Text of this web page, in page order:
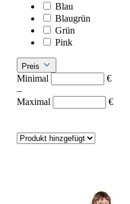
Blau
Blaugrün
Grün
Pink
Preis
Minimal
€
–
Maximal
€